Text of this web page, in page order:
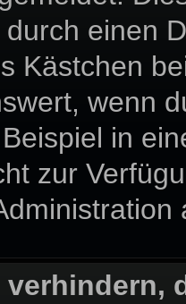
einen
Kästchen
wenn
in
zur